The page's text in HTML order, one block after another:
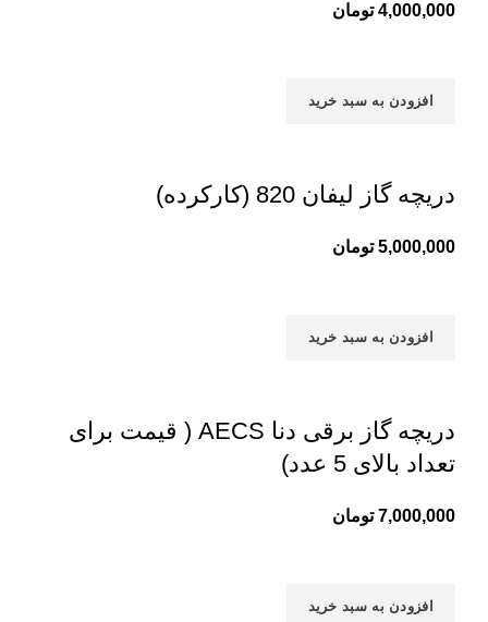
4,000,000 تومان
افزودن به سبد خرید
دریچه گاز لیفان 820 (کارکرده)
5,000,000 تومان
افزودن به سبد خرید
دریچه گاز برقی دنا AECS ( قیمت برای
تعداد بالای 5 عدد)
7,000,000 تومان
افزودن به سبد خرید